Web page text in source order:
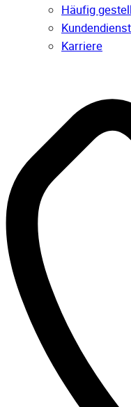
Häufig
Karriere